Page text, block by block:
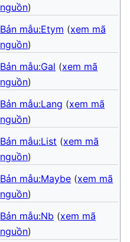
nguồn)
Bản mẫu:Etym (xem mã
nguồn)
Bản mẫu:Gal (xem mã
nguồn)
Bản mẫu:Lang (xem mã
nguồn)
Bản mẫu:List (xem mã
nguồn)
Bản mẫu:Maybe (xem mã
nguồn)
Bản mẫu:Nb (xem mã
nguồn)